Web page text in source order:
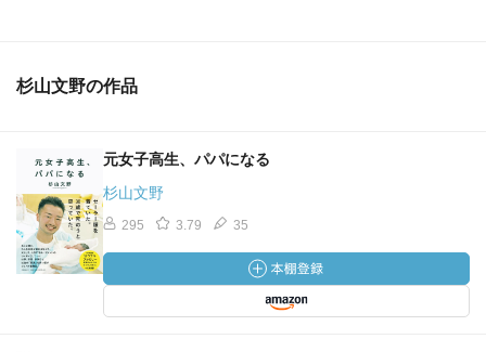
杉山文野の作品
元女子高生、パパになる
杉山文野
295 3.79 35